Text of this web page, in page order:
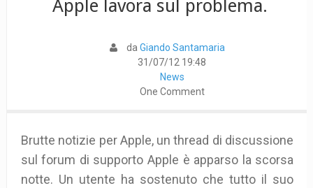
Apple lavora sul problema.
daGiando Santamaria
31/07/12 19:48
News
One Comment
Brutte notizie per Apple, un thread di discussione
sul forum di supporto Apple è apparso la scorsa
notte. Un utente ha sostenuto che tutto il suo